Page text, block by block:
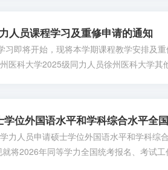
人员课程学习及重修申请的通知
即将开始，现将本学期课程教学安排及重
医科大学2025级同力人员徐州医科大学其
力人员申请硕士学位外国语水平和学科综
将2026年同等学力全国统考报名、考试